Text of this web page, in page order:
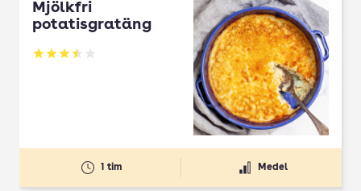
Mjölkfri
potatisgratäng
Betyg: 3.52 av 5
1 tim Medel